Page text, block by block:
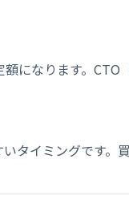
になります。CTO
タイミングです。